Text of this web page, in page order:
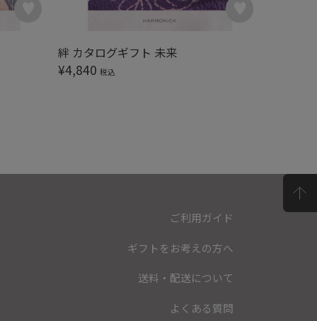
絆 カタログギフト 未来
¥4,840 税込
ご利用ガイド
ギフトをお考えの方へ
送料・配送について
よくある質問